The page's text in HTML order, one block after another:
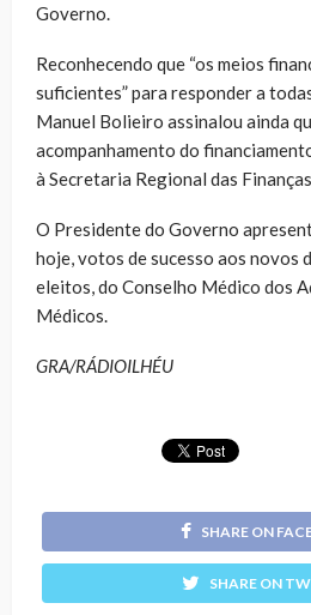
Governo.
Reconhecendo que “os meios
suficientes” para responder a
Manuel Bolieiro assinalou ainda
acompanhamento do
à Secretaria Regional das
O Presidente do Governo
hoje, votos de sucesso aos novos
eleitos, do Conselho Médico dos
Médicos.
GRA/RÁDIOILHÉU
SHARE ON
SHARE ON